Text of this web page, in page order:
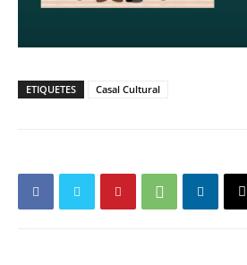
ETIQUETES Casal Cultural